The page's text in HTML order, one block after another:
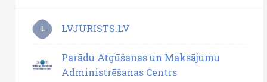
L LVJURISTS.LV
Parādu Atgūšanas un Maksājumu
Administrēšanas Centrs